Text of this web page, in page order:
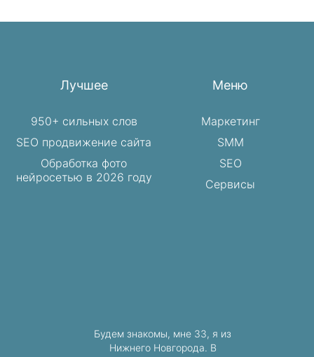
Лучшее
950+ сильных слов
SEO продвижение сайта
Обработка фото
нейросетью в 2026 году
Меню
Маркетинг
SMM
SEO
Сервисы
Будем знакомы, мне 33, я из
Нижнего Новгорода. В